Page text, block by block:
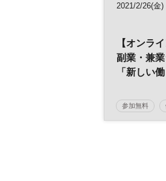
2021/2/26(金)
【オンラ
副業・兼
「新しい
参加無料